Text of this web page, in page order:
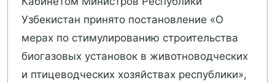
Узбекистан принято постановление «О
мерах по стимулированию строительства
биогазовых установок в животноводческих
и птицеводческих хозяйствах республики»,